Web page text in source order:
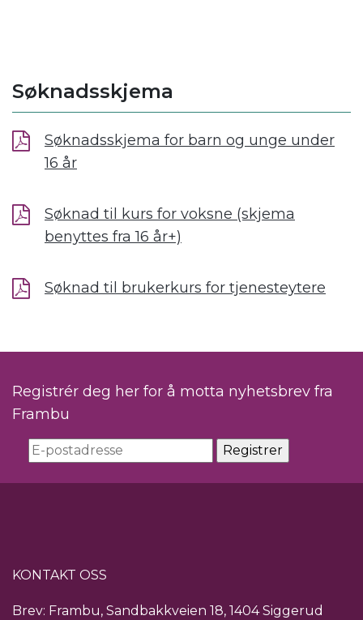
Søknadsskjema
Søknadsskjema for barn og unge under
16 år
Søknad til kurs for voksne (skjema
benyttes fra 16 år+)
Søknad til brukerkurs for tjenesteytere
Registrér deg her for å motta nyhetsbrev fra
Frambu
KONTAKT OSS
Brev: Frambu, Sandbakkveien 18, 1404 Siggerud